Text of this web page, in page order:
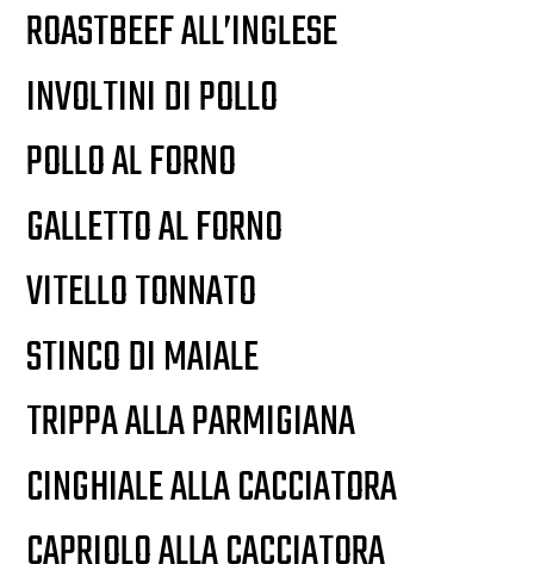
ROASTBEEF ALL’INGLESE
INVOLTINI DI POLLO
POLLO AL FORNO
GALLETTO AL FORNO
VITELLO TONNATO
STINCO DI MAIALE
TRIPPA ALLA PARMIGIANA
CINGHIALE ALLA CACCIATORA